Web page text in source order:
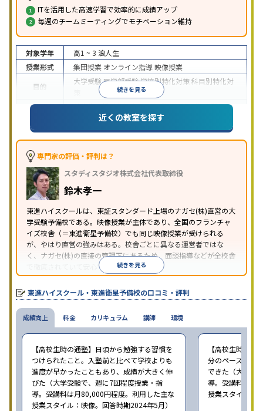
ITを活用した高速学習で効率的に成績アップ
毎週のチームミーティングでモチベーション維持
続きを見る
対象学年 高1 ~ 3 浪人生
授業形式
集団授業 オンライン指導映像授業
目的
大学受験医学部受験学校別特化対策科目別特化対
特待生・奨学金制度あり授業の振替可能学習に
PC・タブレットを利用1科目から受講可能
習のみの受講可
※2024年6月調査。大学受験塾・予備校のアンケート調査方法を参照
近くの教室を探す
専門家の評価・評判は？
スタディスタジオ株式会社代表取締役
鈴木孝一
東進ハイスクールは、東証スタンダード上場のナガセ(株)直営の大
学受験予備校である。映像授業が主体であり、全国のフランチャ
イズ校舎（＝東進衛星予備校）でも同じ映像授業が受けられる
が、やはり直営の強みはある。校舎ごとに異なる運営者ではな
く、ナガセ(株)の直接の管理下にあるため、面談指導などが全校舎
で徹底されていて安心できる。
東進衛星予備校は、運営会社により指導方針や校舎のルールが異
なる。体験授業では、授業のみで判断するのではなく、担当者や
校舎雰囲気、校舎での合格実績などを確認すると良いだろう。
続きを見る
東進ハイスクール・東進衛星予備校の口コミ・評判
成績向上
【高校生時の通塾】日頃から勉強する習慣を
つけられたこと。入塾前と比べて学校よりも
進度が早かったこともあり、成績が大きく伸
びた（大学受験で、週に7回程度授業・指
導。受講料は月80,000円程度。利用した主な
授業スタイル：映像。回答時期2024年5月）
【高校生時の通
分のペースで進
できた（大学受
導。受講料は月
授業スタイル：
料金 カリキュラム 講師 環境